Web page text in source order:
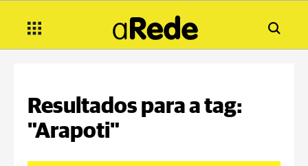
Resultados para a tag:
"Arapoti"